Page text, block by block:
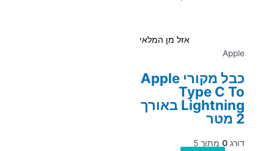
אזל מן המלאי
Apple
כבל מקורי Apple
Type C To
Lightning באורך
2 מטר
דורג 0 מתוך 5